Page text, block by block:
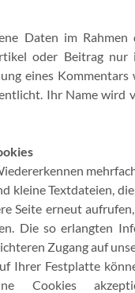
Daten im
oder Beitrag
eines
Ihr Name wird
kleine Textdateien,
Seite erneut
Die so erlangten
Zugang auf
Ihrer Festplatte
Cookies